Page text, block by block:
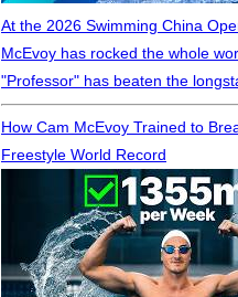
At the 2026 Swimming China
McEvoy has rocked the whole
"Professor" has beaten the
How Cam McEvoy Trained to
Freestyle World Record